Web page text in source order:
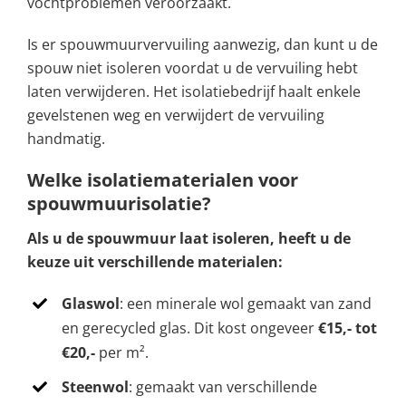
Is er spouwmuurvervuiling aanwezig, dan kunt u de
spouw niet isoleren voordat u de vervuiling hebt
laten verwijderen. Het isolatiebedrijf haalt enkele
gevelstenen weg en verwijdert de vervuiling
handmatig.
Welke isolatiematerialen voor
spouwmuurisolatie?
Als u de spouwmuur laat isoleren, heeft u de
keuze uit verschillende materialen:
Glaswol: een minerale wol gemaakt van zand
en gerecycled glas. Dit kost ongeveer€15,- tot
€20,- per m².
Steenwol: gemaakt van verschillende